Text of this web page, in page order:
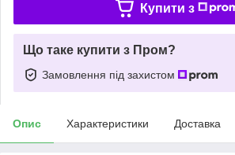
Купити з
Що таке купити з Пром?
Замовлення під захистом
Опис Характеристики Доставка